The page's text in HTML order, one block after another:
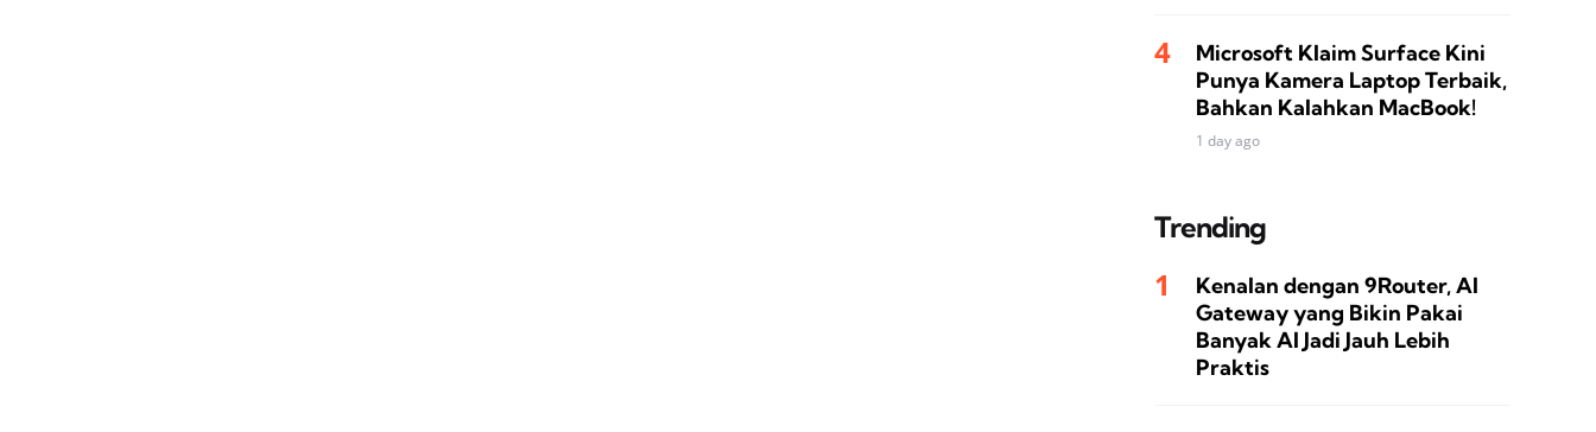
Microsoft Klaim Surface Kini
Punya Kamera Laptop Terbaik,
Bahkan Kalahkan MacBook!
1 day ago
Trending
Kenalan dengan 9Router, AI
Gateway yang Bikin Pakai
Banyak AI Jadi Jauh Lebih
Praktis